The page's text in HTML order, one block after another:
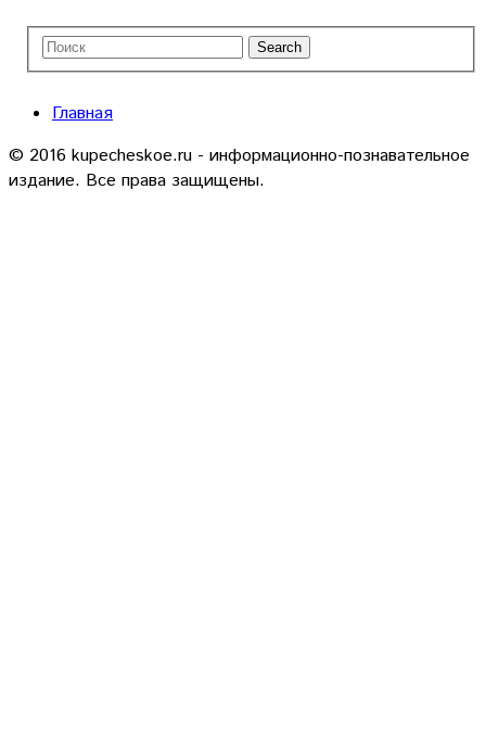
Главная
© 2016 kupecheskoe.ru - информационно-познавательное
издание. Все права защищены.